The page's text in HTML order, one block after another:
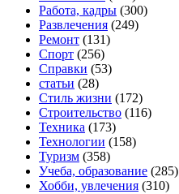
Работа, кадры (300)
Развлечения (249)
Ремонт (131)
Спорт (256)
Справки (53)
статьи (28)
Стиль жизни (172)
Строительство (116)
Техника (173)
Технологии (158)
Туризм (358)
Учеба, образование (285)
Хобби, увлечения (310)